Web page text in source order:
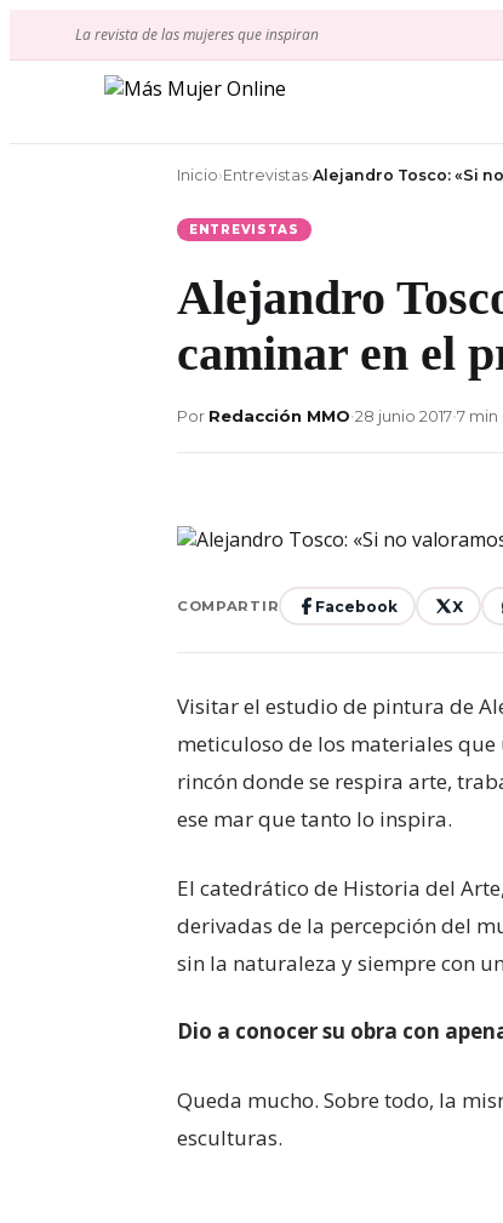
contenido
La revista de las mujeres que inspiran
Inicio›Entrevistas›Alejandro Tosco: «Si
ENTREVISTAS
Alejandro
caminar en el
Por Redacción MMO•28 junio 2017•7
COMPARTIR Facebook X
Visitar el estudio de pintura de
meticuloso de los materiales
rincón donde se respira arte,
ese mar que tanto lo inspira.
El catedrático de Historia del
derivadas de la percepción del
sin la naturaleza y siempre con
Dio a conocer su obra con
Queda mucho. Sobre todo, la
esculturas.